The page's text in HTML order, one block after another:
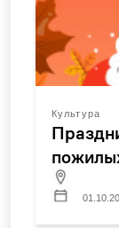
Культура